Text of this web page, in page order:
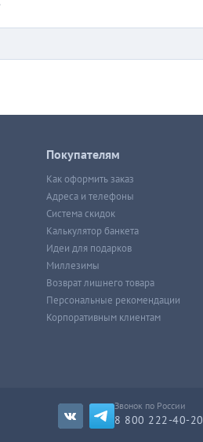
Покупателям
Как оформить заказ
Адреса и телефоны
Система скидок
Калькулятор банкета
Идеи для подарков
Миллезимы
Возврат лишнего товара
Персональные рекомендации
Корпоративным клиентам
Звонок по России
8 800 222-40-20